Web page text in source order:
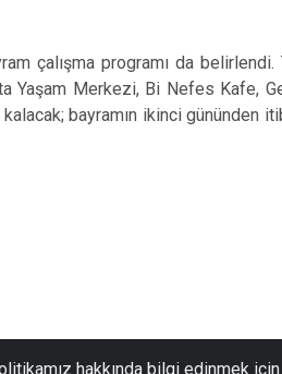
çalışma programı da belirlendi.
Yaşam Merkezi, Bi Nefes Kafe,
bayramın ikinci gününden
hakkında bilgi edinmek için